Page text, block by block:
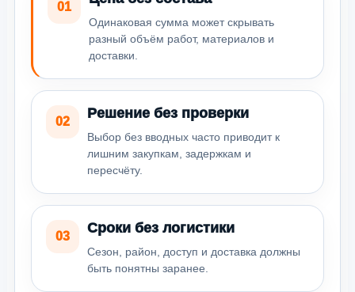
01
Одинаковая сумма может скрывать
разный объём работ, материалов и
доставки.
02
Решение без проверки
Выбор без вводных часто приводит к
лишним закупкам, задержкам и
пересчёту.
03
Сроки без логистики
Сезон, район, доступ и доставка должны
быть понятны заранее.